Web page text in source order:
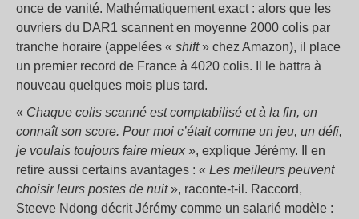
once de vanité. Mathématiquement exact : alors que les
ouvriers du DAR1 scannent en moyenne 2000 colis par
tranche horaire (appelées « shift» chez Amazon), il place
un premier record de France à 4020 colis. Il le battra à
nouveau quelques mois plus tard.
« Chaque colis scanné est comptabilisé et à la fin, on
connaît son score. Pour moi c’était comme un jeu, un défi,
je voulais toujours faire mieux », explique Jérémy. Il en
retire aussi certains avantages : « Les meilleurs peuvent
choisir leurs postes de nuit», raconte-t-il. Raccord,
Steeve Ndong décrit Jérémy comme un salarié modèle :